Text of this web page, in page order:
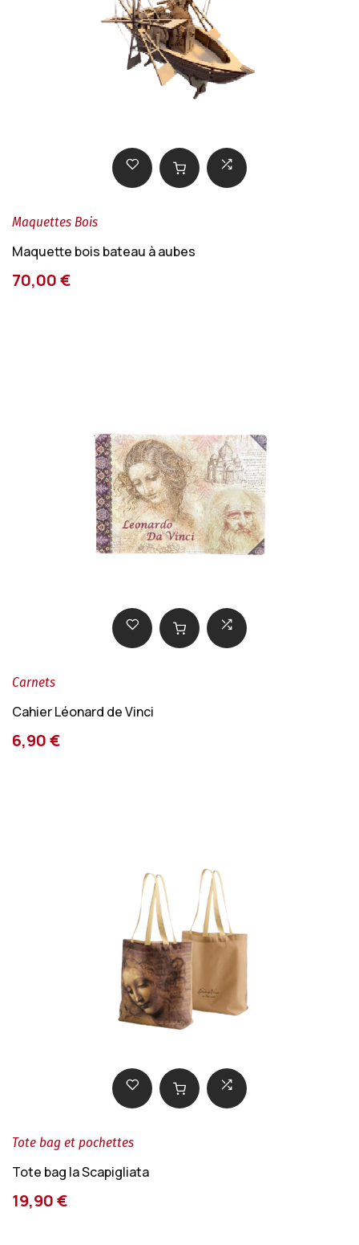
Maquettes Bois
Maquette bois bateau à aubes
70,00 €
Carnets
Cahier Léonard de Vinci
6,90 €
Tote bag et pochettes
Tote bag la Scapigliata
19,90 €